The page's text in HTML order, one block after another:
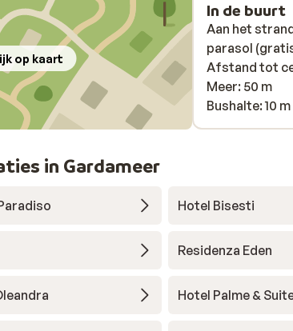
op kaart
In de buurt
Aan het
parasol
Afstand tot
Meer: 50 m
Bushalte: 10 m
in Gardameer
Hotel Bisesti
Residenza Eden
Hotel Palme &